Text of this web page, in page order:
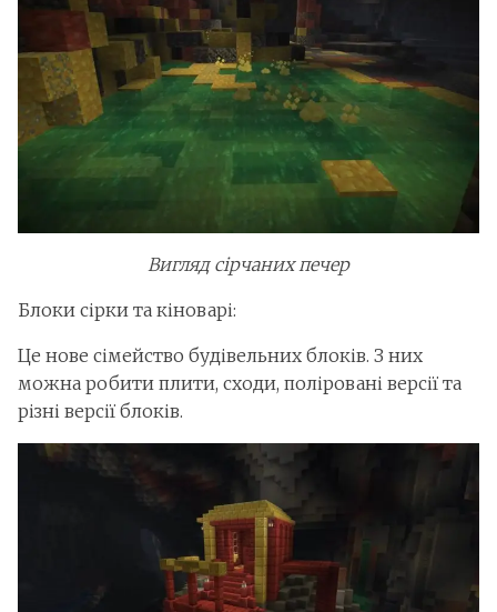
Вигляд сірчаних печер
Блоки сірки та кіноварі:
Це нове сімейство будівельних блоків. З них
можна робити плити, сходи, поліровані версії та
різні версії блоків.